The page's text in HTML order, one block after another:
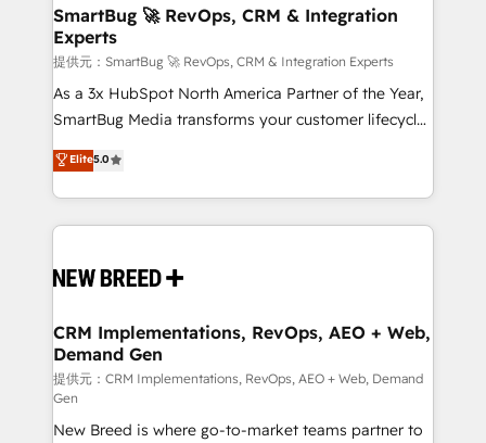
を、CRMを軸とした全社共通基盤に再構築します。意
思決定者・PMO・現場担当者に並走します。 1️⃣
HubSpot導入・活用支援 顧客データの一元化から、
GTMの見える化・自動化まで。全Hub統合運用、デー
タ品質設計、グループ横断のCRM統合に対応します。
の一部をAIが自律実行する組織への移行を設計・実装。
Breeze・Claude等をHubSpotと連携させ、役割定義・
革を、構想から実装・定着までPMOとして主導。「設
の統合・浸透・変革管理を実行します。 ▸ CMS戦略設
計・構築：リード獲得・CVR・SEOを前提にした情報設
計・導線設計・テンプレート設計をContent Hubで一体
提供。 ▸ 既存CRM・MAからの移行支援：Salesforce・
Marketo・Pardot等からの移行、カスタム設計、履歴
SmartBug 🚀 RevOps, CRM & Integration
Experts
提供元：SmartBug 🚀 RevOps, CRM & Integration Experts
As a 3x HubSpot North America Partner of the Year,
SmartBug Media transforms your customer lifecycle
into a revenue engine. Our unified ecosystem
includes specialized divisions Globalia (AI &
Software) and Point Success Media (Paid Media),
making this the official home for all three brands. 🔄
and system integrations powered by Globalia’s
trainers to drive platform adoption. 📈 Revenue
Generation - Full-funnel marketing and high-
performance advertising via Point Success Media. -
Expert deployment of Breeze AI and custom agents
to automate growth. 🏆 Elite Excellence - 8 platform
Elite5.0
CRM Implementations, RevOps, AEO + Web,
Demand Gen
提供元：CRM Implementations, RevOps, AEO + Web, Demand
Gen
New Breed is where go-to-market teams partner to